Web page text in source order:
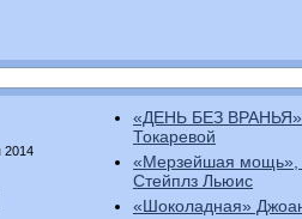
2014
«ДЕНЬ БЕЗ ВРАНЬЯ»
Токаревой
«Мерзейшая мощь»,
Стейплз Льюис
«Шоколадная»